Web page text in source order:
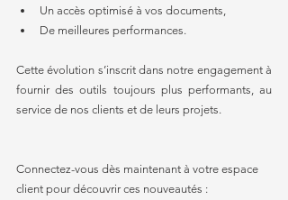
Un accès optimisé à vos documents,
De meilleures performances.
Cette évolution s’inscrit dans notre engagement à
fournir des outils toujours plus performants, au
service de nos clients et de leurs projets.
Connectez-vous dès maintenant à votre espace
client pour découvrir ces nouveautés :